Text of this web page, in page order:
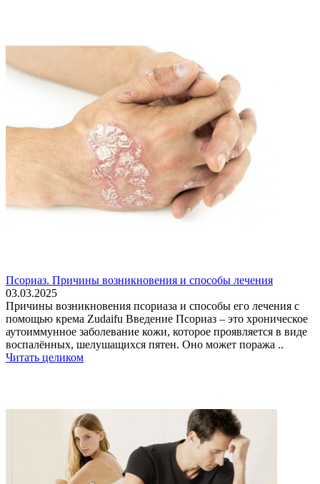
Псориаз. Причины возникновения и способы лечения
03.03.2025
Причины возникновения псориаза и способы его лечения с
помощью крема Zudaifu Введение Псориаз – это хроническое
аутоиммунное заболевание кожи, которое проявляется в виде
воспалённых, шелушащихся пятен. Оно может поража ..
Читать целиком